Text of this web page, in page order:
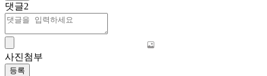
댓글2
사진첨부
등록